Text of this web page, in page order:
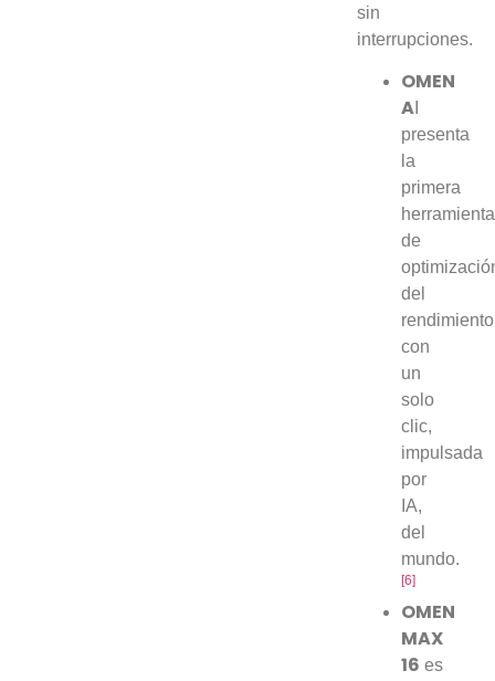
sin
interrupciones.
OMEN
A
presenta
la
primera
herramienta
de
del
rendimiento
con
un
solo
clic,
impulsada
por
IA,
del
mundo.
[6]
OMEN
MAX
16 es